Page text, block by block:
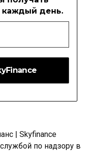
каждый день.
| Skyfinance
по надзору в